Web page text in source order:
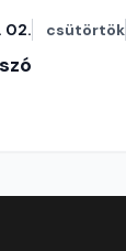
02. csütörtök